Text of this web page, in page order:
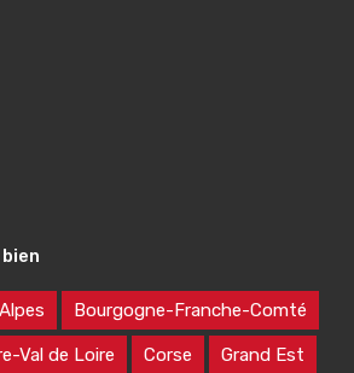
Bourgogne-Franche-Comté
Val de Loire Corse Grand Est